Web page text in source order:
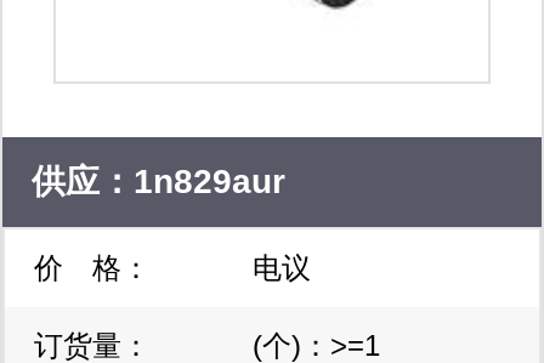
供应：1n829aur
价 格： 电议
订货量： (个)：>=1